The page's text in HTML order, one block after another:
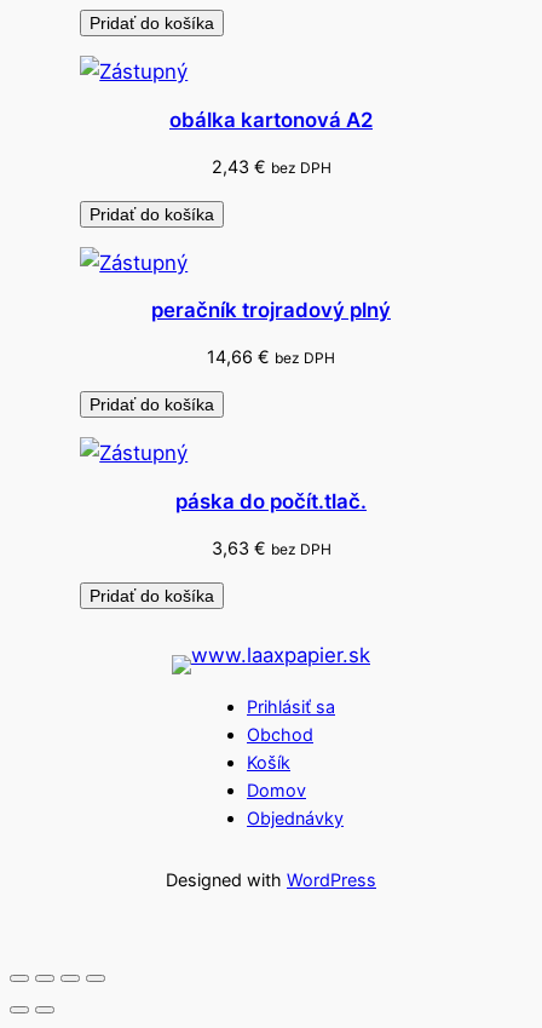
Pridať do košíka
obálka kartonová A2
2,43 € bez DPH
Pridať do košíka
peračník trojradový plný
14,66 € bez DPH
Pridať do košíka
páska do počít.tlač.
3,63 € bez DPH
Pridať do košíka
Prihlásiť sa
Obchod
Košík
Domov
Objednávky
Designed with WordPress